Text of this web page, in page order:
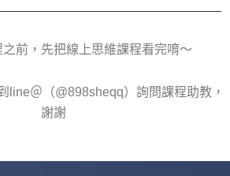
前，先把線上思維課程看完唷～
line＠（@898sheqq）詢問課程助教，
謝謝